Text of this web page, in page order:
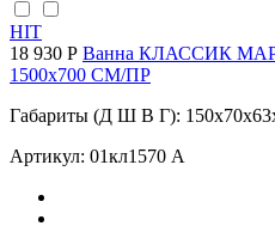
HIT
18 930 Р Ванна КЛАССИК
1500х700 СМ/ПР
Габариты (Д Ш В Г):
Артикул: 01кл1570 А